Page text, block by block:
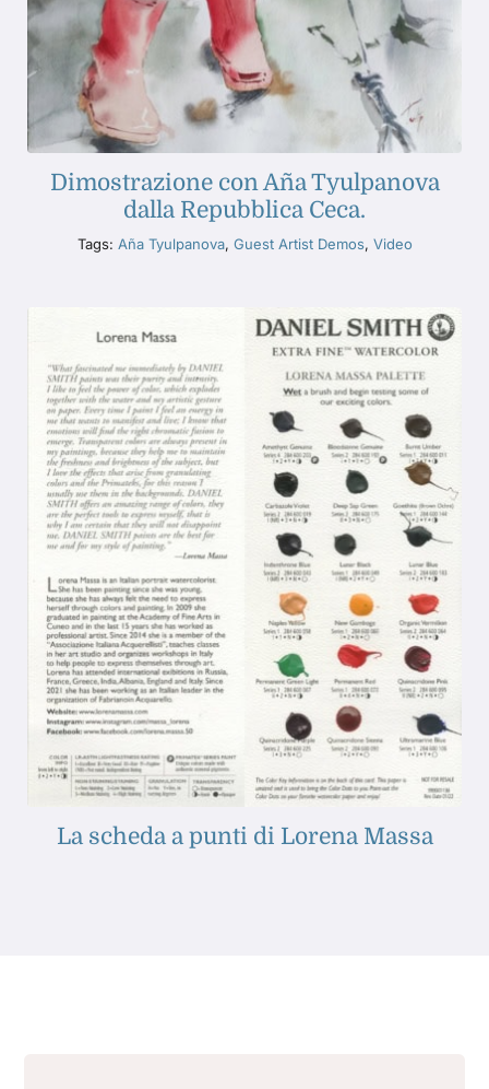
Dimostrazione con Aña Tyulpanova
dalla Repubblica Ceca.
Tags: Aña Tyulpanova, Guest Artist Demos, Video
La scheda a punti di Lorena Massa